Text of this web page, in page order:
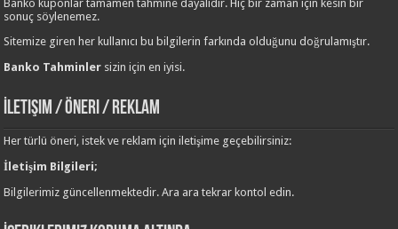
Banko kuponlar tamamen tahmine dayalıdır. Hiç bir zaman için kesin bir
sonuç söylenemez.
Sitemize giren her kullanıcı bu bilgilerin farkında olduğunu doğrulamıştır.
Banko Tahminler sizin için en iyisi.
İletişim / Öneri / Reklam
Her türlü öneri, istek ve reklam için iletişime geçebilirsiniz:
İletişim Bilgileri;
Bilgilerimiz güncellenmektedir. Ara ara tekrar kontol edin.